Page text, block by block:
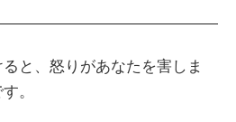
と、怒りがあなたを害しま
。